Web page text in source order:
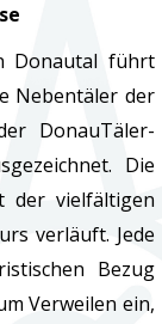
Donautal führt
Nebentäler der
DonauTäler-
Die
der vielfältigen
verläuft. Jede
Bezug
Verweilen ein,